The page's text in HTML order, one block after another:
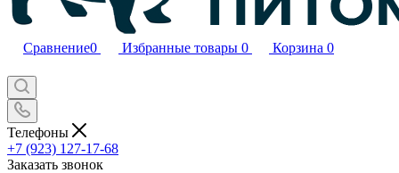
Сравнение0 Избранные товары 0 Корзина 0
Телефоны
+7 (923) 127-17-68
Заказать звонок